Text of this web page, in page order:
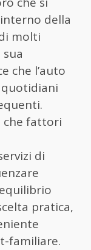
della
molti
che l’auto
che fattori
di
pratica,
familiare.